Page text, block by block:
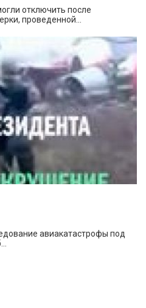
отключить после
проведенной...
авиакатастрофы под